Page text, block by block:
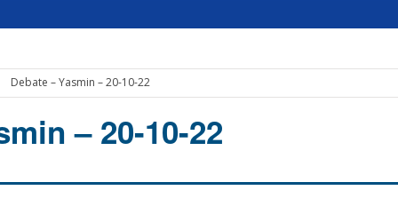
Debate – Yasmin – 20-10-22
– 20-10-22